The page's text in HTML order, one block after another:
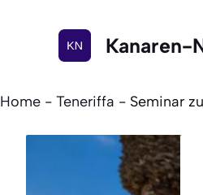
Kanaren-
Home - Teneriffa - Seminar